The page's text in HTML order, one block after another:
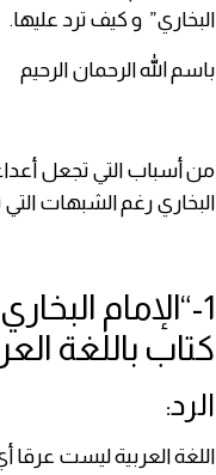
البخاري” و كيف ترد عليها.
باسم الله الرحمان الرحيم
من أسباب التي تجعل
البخاري رغم الشبهات
1-“الإمام
كتاب باللغة
الرد:
اللغة العربية ليست